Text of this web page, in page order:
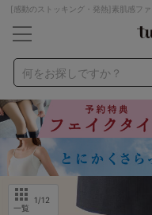
[感動のストッキング・発熱]素肌感フ
何をお探しですか？
ナイトブラ ノンワイヤー
折り畳み
パジャマ
ルームウェア
一覧
1/12